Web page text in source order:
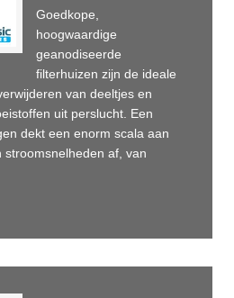
Goedkope,
hoogwaardige
geanodiseerde
filterhuizen zijn de ideale
van deeltjes en
uit perslucht. Een
dekt een enorm scala aan
stroomsnelheden af, van